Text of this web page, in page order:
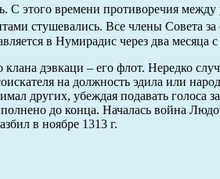
С этого времени противоречия
стушевались. Все члены Совета
в Нумирадис через два месяца
дэвкаци – его флот. Нередко
на должность эдила или
других, убеждая подавать голоса
до конца. Началась война
в ноябре 1313 г.